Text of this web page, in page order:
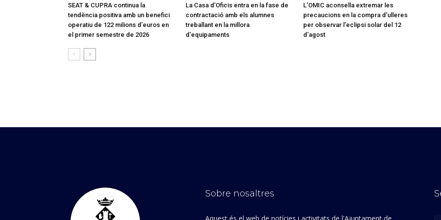
SEAT & CUPRA continua la
tendència positiva amb un benefici
operatiu de 122 milions d’euros en
el primer semestre de 2026
La Casa d’Oficis entra en la fase de
contractació amb els alumnes
treballant en la millora
d’equipaments
L’OMIC aconsella extremar les
precaucions en la compra d’ulleres
per observar l’eclipsi solar del 12
d’agost
Sobre nosaltres
Aquest és el web de notícies i activitats de l'Ajuntament de